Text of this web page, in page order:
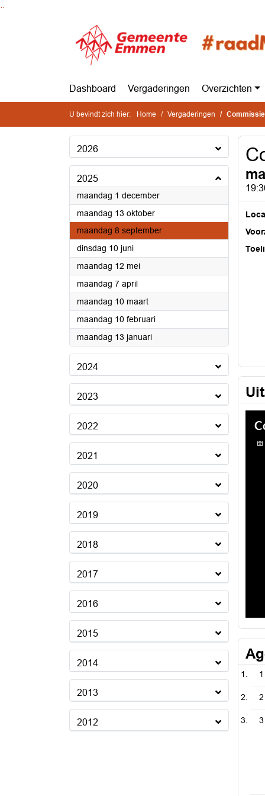
Dashboard Vergaderingen Overzichten
U bevindt zich hier: Home Vergaderingen
2026
2025
maandag 1 december2025
maandag 13 oktober2025
maandag 8 september2025
dinsdag 10 juni2025
maandag 12 mei2025
maandag 7 april2025
maandag 10 maart2025
maandag 10 februari2025
maandag 13 januari2025
2024
2023
2022
2021
2020
2019
2018
2017
2016
2015
2014
2013
2012
1
2
3